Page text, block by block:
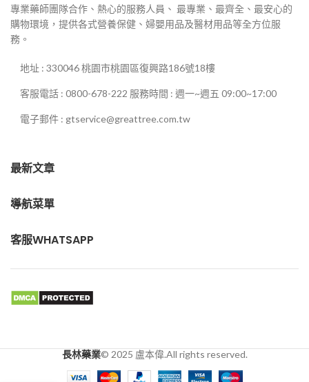
專業藥師團隊合作、熱心的服務人員、 最專業、最齊全、最安心的
購物環境，提供各式營養保健、婦嬰用品及醫材用品等全方位服
務。
地址 : 330046 桃園市桃園區復興路186號18樓
客服電話 : 0800-678-222 服務時間 : 週一~週五 09:00~17:00
電子郵件 : gtservice@greattree.com.tw
最新文章
導航菜單
客服WHATSAPP
長林藥業© 2025 盧本偉.All rights reserved.